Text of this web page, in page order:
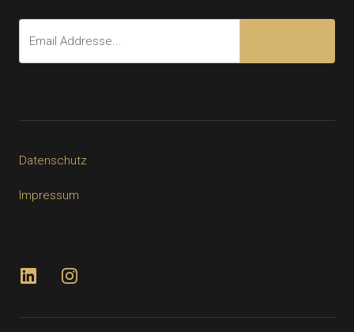
Datenschutz
Impressum
LinkedIn Instagram